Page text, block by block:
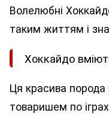
Волелюбні
таким життям і
Хоккайдо
Ця красива
товаришем по